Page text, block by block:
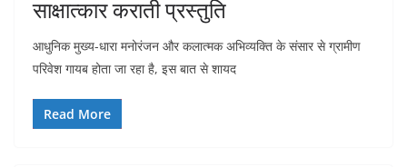
साक्षात्कार कराती प्रस्तुति
आधुनिक मुख्य-धारा मनोरंजन और कलात्मक अभिव्यक्ति के संसार से ग्रामीण
परिवेश गायब होता जा रहा है, इस बात से शायद
Read More